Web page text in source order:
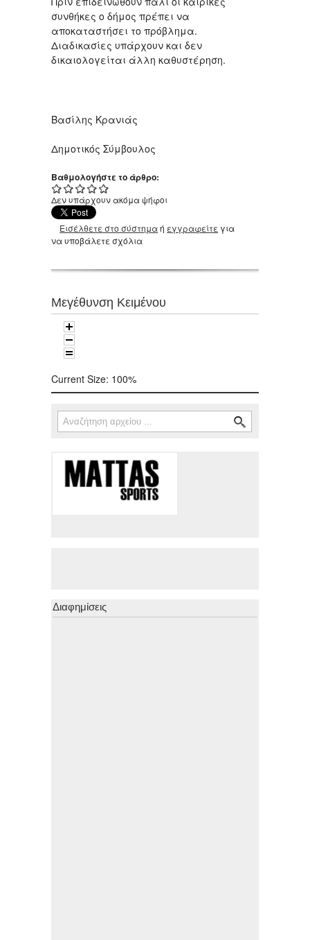
συνθήκες ο δήμος πρέπει να
αποκαταστήσει το πρόβλημα.
Διαδικασίες υπάρχουν και δεν
δικαιολογείται άλλη καθυστέρηση.
Βασίλης Κρανιάς
Δημοτικός Σύμβουλος
Βαθμολογήστε το άρθρο:
Δεν υπάρχουν ακόμα ψήφοι
Εισέλθετε στο σύστημαή εγγραφείτε για
να υποβάλετε σχόλια
Μεγέθυνση Κειμένου
Current Size: 100%
Φόρμα αναζήτησης
Αναζήτηση
Διαφημίσεις